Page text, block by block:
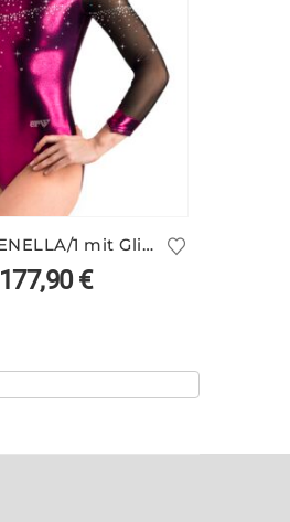
Turnanzug FENELLA/1 mit Glitzer
177,90€